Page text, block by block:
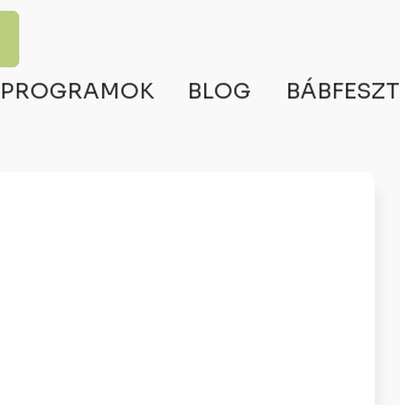
PROGRAMOK BLOG BÁBFESZT